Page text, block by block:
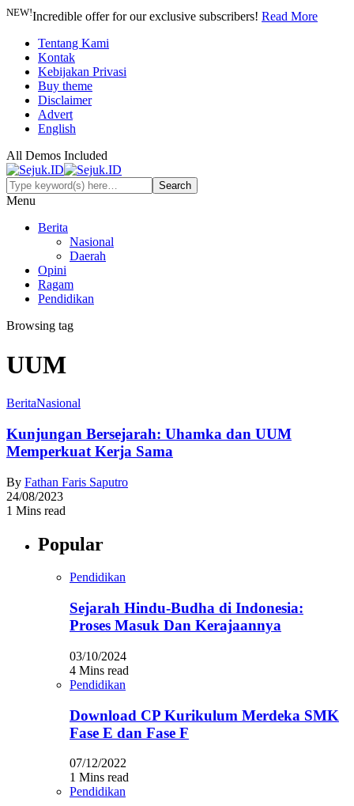
NEW!Incredible offer for our exclusive subscribers! Read More
Tentang Kami
Kontak
Kebijakan Privasi
Buy theme
Disclaimer
Advert
English
All Demos Included
Menu
Berita
Nasional
Daerah
Opini
Ragam
Pendidikan
Browsing tag
UUM
BeritaNasional
Kunjungan Bersejarah: Uhamka dan UUM
Memperkuat Kerja Sama
By Fathan Faris Saputro
24/08/2023
1 Mins read
Popular
Pendidikan
Sejarah Hindu-Budha di Indonesia:
Proses Masuk Dan Kerajaannya
03/10/2024
4 Mins read
Pendidikan
Download CP Kurikulum Merdeka SMK
Fase E dan Fase F
07/12/2022
1 Mins read
Pendidikan